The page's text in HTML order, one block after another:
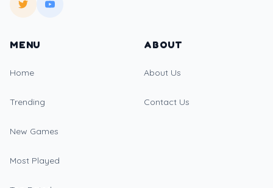
MENU
Home
Trending
New Games
Most Played
ABOUT
About Us
Contact Us